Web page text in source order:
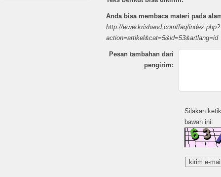
Anda bisa membaca materi pada
http://www.krishand.com/faq/index.php?
action=artikel&cat=5&id=53&artlang=id
Pesan tambahan dari
pengirim:
Silakan
bawah ini: